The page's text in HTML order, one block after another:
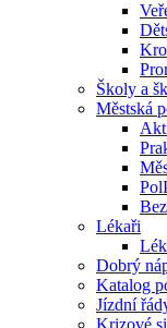
Školy a
Městská
Lékaři
Dobrý
Katalog
Jízdní
Krizové